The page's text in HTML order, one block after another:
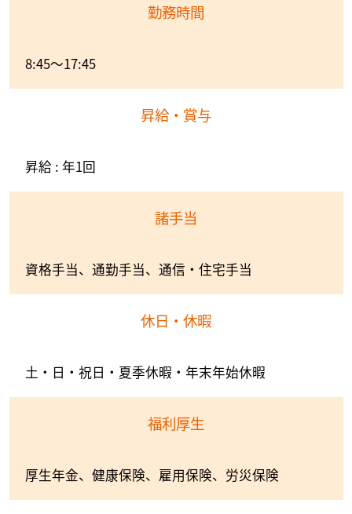
勤務時間
8:45～17:45
昇給・賞与
昇給 : 年1回
諸手当
資格手当、通勤手当、通信・住宅手当
休日・休暇
土・日・祝日・夏季休暇・年末年始休暇
福利厚生
厚生年金、健康保険、雇用保険、労災保険